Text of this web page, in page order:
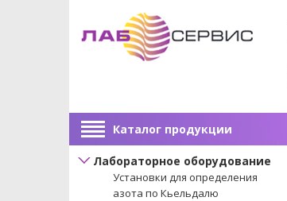
Каталог продукции
Лабораторное оборудование
Установки для определения
азота по Кьельдалю